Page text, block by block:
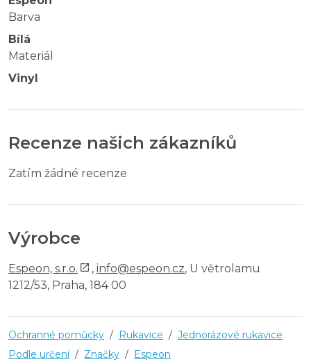
Barva
Bílá
Materiál
Vinyl
Recenze našich zákazníků
Zatím žádné recenze
Výrobce
Espeon, s.r.o. , info@espeon.cz, U větrolamu
1212/53, Praha, 184 00
Ochranné pomůcky / Rukavice / Jednorázové rukavice
Podle určení / Značky / Espeon